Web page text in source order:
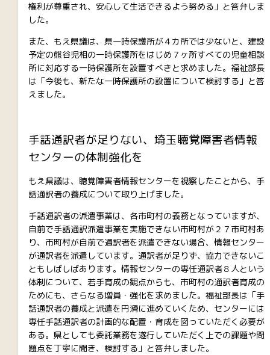
権利が尊重され、安心して生活できるよう努める」と答弁しま
した。
また、もえ県議は、県一時保護所が４カ所では少ないと、建設
予定の熊谷児相の一時保護所をはじめ７ヶ所すべての児童相談
所に対応する一時保護所を設置すべきと求めました。福祉部長
は「今後も、新たな一時保護所の設置について検討する」と答
えました。
手話通訳者が足りない、埼玉聴覚障害者情報
センターの体制強化を
もえ県議は、聴覚障害者情報センターを視察したことから、手
話通訳者の養成について取り上げました。
手話通訳者の派遣事業は、各市町村の義務となっていますが、
自前で手話通訳派遣事業を実施できない市町村が２７市町村あ
り、市町村が自前で通訳者を派遣できない場合、情報センター
が通訳者を派遣しています。通訳者が足りず、協力できないこ
ともしばしばあります。情報センターの専任通訳者８人という
体制について、若手育成の観点からも、市町村の通訳者育成の
ためにも、さらなる増員・強化を求めました。福祉部長は「手
話通訳者の養成と派遣を円滑に進めていくため、センターには
専任手話通訳者の計画的な配置・育成を図っていただく必要が
ある。県としても委託業務を遂行していただく上での課題や問
題点を丁寧に聞き、検討する」と答弁しました。